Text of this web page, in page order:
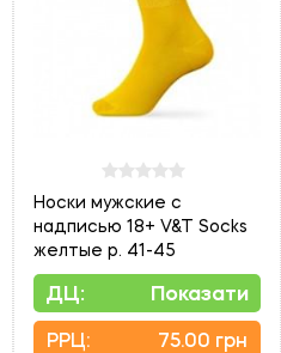
Носки мужские с
надписью 18+ V&T Socks
желтые р. 41-45
ДЦ: Показати
PPЦ: 75.00 грн